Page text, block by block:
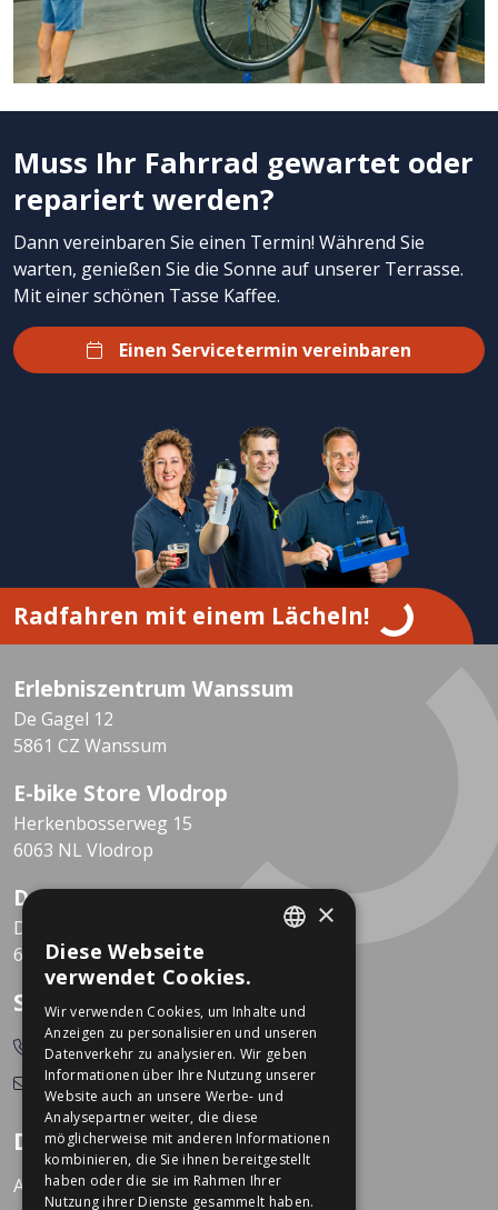
Muss Ihr Fahrrad gewartet oder
repariert werden?
Dann vereinbaren Sie einen Termin! Während Sie
warten, genießen Sie die Sonne auf unserer Terrasse.
Mit einer schönen Tasse Kaffee.
Einen Servicetermin vereinbaren
Radfahren mit einem Lächeln!
Erlebniszentrum Wanssum
De Gagel 12
5861 CZ Wanssum
E-bike Store Vlodrop
Herkenbosserweg 15
6063 NL Vlodrop
Dekkers Valkenburg
De Leeuwhof 7
6301 KZ Valkenburg
So erreichen Sie uns
0478-532166
info@dekkerstweewielers.nl
Dekkers Zweiräder
Arbeiten bei Dekkers
×
Diese Webseite
verwendet Cookies.
Wir verwenden Cookies, um Inhalte und
Anzeigen zu personalisieren und unseren
Datenverkehr zu analysieren. Wir geben
Informationen über Ihre Nutzung unserer
Website auch an unsere Werbe- und
Analysepartner weiter, die diese
möglicherweise mit anderen Informationen
kombinieren, die Sie ihnen bereitgestellt
haben oder die sie im Rahmen Ihrer
Nutzung ihrer Dienste gesammelt haben.